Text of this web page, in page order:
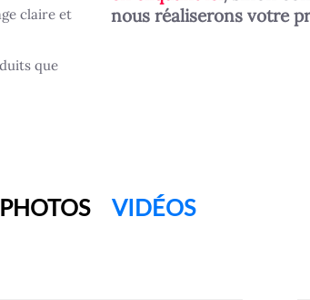
claire et
que
nous réaliserons votre
PHOTOS VIDÉOS